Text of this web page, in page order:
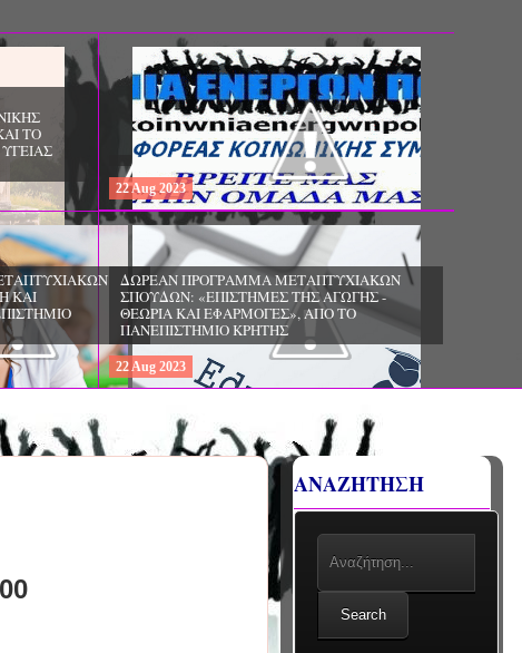
ΤΗΣ
ΚΟΙΝΩΝΙΚΗΣ
ΚΑΙ ΤΟ
22Aug 2023
ΔΩΡΕΑΝ ΠΡΟΓΡΑΜΜΑ ΜΕΤΑΠΤΥΧΙΑΚΩΝ
ΣΠΟΥΔΩΝ: «ΕΠΙΣΤΗΜΕΣ ΤΗΣ ΑΓΩΓΗΣ -
ΘΕΩΡΙΑ ΚΑΙ ΕΦΑΡΜΟΓΕΣ», ΑΠΟ ΤΟ
ΠΑΝΕΠΙΣΤΗΜΙΟ ΚΡΗΤΗΣ
22Aug 2023
ΑΝΑΖΗΤΗΣΗ
Search